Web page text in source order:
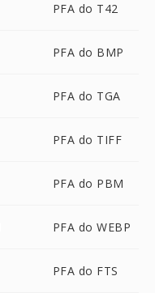
PFA do T42
PFA do BMP
PFA do TGA
PFA do TIFF
PFA do PBM
PFA do WEBP
PFA do FTS